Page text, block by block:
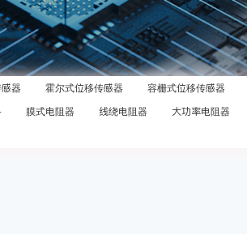
器 霍尔式位移传感器 容栅式位移传感器
膜式电阻器 线绕电阻器 大功率电阻器